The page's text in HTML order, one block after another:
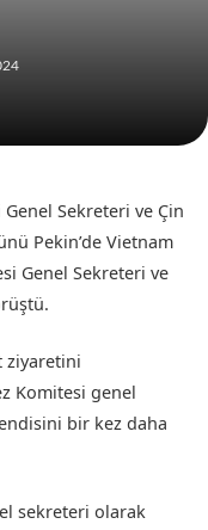
Sekreteri ve Çin
Pekin’de Vietnam
Genel Sekreteri ve
ziyaretini
Komitesi genel
bir kez daha
sekreteri olarak